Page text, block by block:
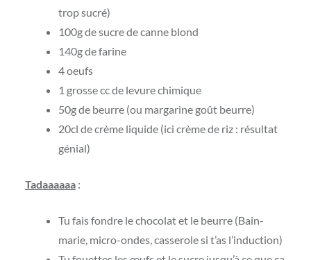
trop sucré)
100g de sucre de canne blond
140g de farine
4 oeufs
1 grosse cc de levure chimique
50g de beurre (ou margarine goût beurre)
20cl de crème liquide (ici crème de riz : résultat
génial)
Tadaaaaaa:
Tu fais fondre le chocolat et le beurre (Bain-
marie, micro-ondes, casserole si t’as l’induction)